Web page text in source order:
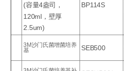
(容量4盎司，
120ml，壁厚
2.5um)
BP114S
3M沙门氏菌增菌培养
基 SEB500